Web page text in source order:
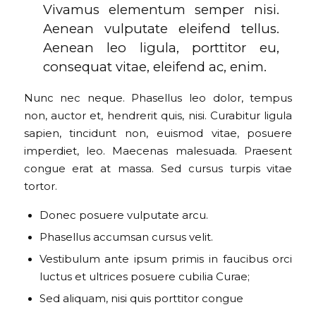
Vivamus elementum semper nisi.
Aenean vulputate eleifend tellus.
Aenean leo ligula, porttitor eu,
consequat vitae, eleifend ac, enim.
Nunc nec neque. Phasellus leo dolor, tempus
non, auctor et, hendrerit quis, nisi. Curabitur ligula
sapien, tincidunt non, euismod vitae, posuere
imperdiet, leo. Maecenas malesuada. Praesent
congue erat at massa. Sed cursus turpis vitae
tortor.
Donec posuere vulputate arcu.
Phasellus accumsan cursus velit.
Vestibulum ante ipsum primis in faucibus orci
luctus et ultrices posuere cubilia Curae;
Sed aliquam, nisi quis porttitor congue